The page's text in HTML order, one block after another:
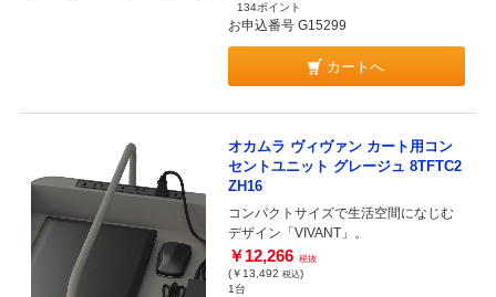
134ポイント
お申込番号 G15299
カートへ
オカムラ ヴィヴァン カート用コン
セントユニット グレージュ 8TFTC2
ZH16
コンパクトサイズで生活空間になじむ
デザイン「VIVANT」。
￥12,266 税抜
(￥13,492 税込)
1台